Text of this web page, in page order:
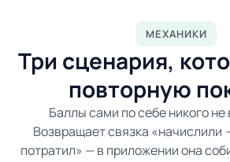
МЕХАНИКИ
Три сценария,
повторную
Баллы сами по себе никого
Возвращает связка
потратил» — в приложении она